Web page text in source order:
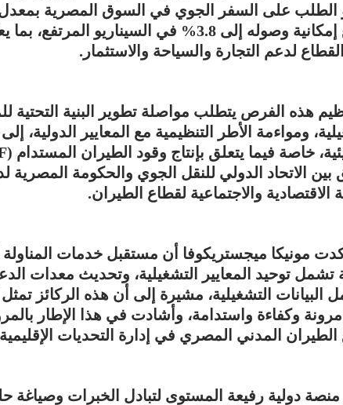
عام 2050، مع إمكانية وصوله إلى 3.8% في
القطاع لدعم التجارة والسياحة والاستثمار.
هذه الفرص يتطلب مواصلة تطوير البنية التحتية
ومواءمة الأطر التنظيمية مع المعايير الدولية،
بين الاتحاد الدولي للنقل الجوي والحكومة
الاقتصادية والاجتماعية لقطاع الطيران.
مونيكا ميجستريكوفا أن مستقبل خدمات المناولة
تشمل توحيد المعايير التشغيلية، وتحديث معدات
البيانات التشغيلية، مشيرة إلى أن هذه الركائز
وكفاءة واستدامة، وأشادت في هذا الإطار
المدني المصري في إدارة التحديات الإقليمية
منصة دولية رفيعة المستوى لتبادل الخبرات وصياغة